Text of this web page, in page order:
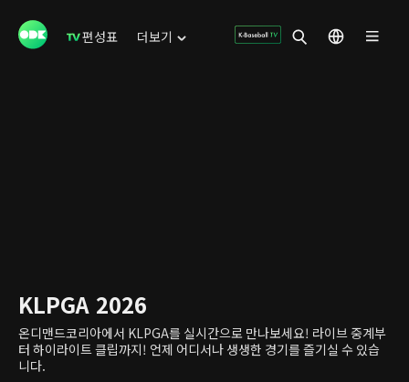
편성표 더보기
KLPGA 2026
온디맨드코리아에서 KLPGA를 실시간으로 만나보세요! 라이브 중계부
터 하이라이트 클립까지! 언제 어디서나 생생한 경기를 즐기실 수 있습
니다.